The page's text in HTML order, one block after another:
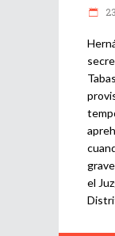
el